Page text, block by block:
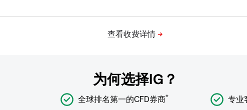
为何选择IG？
全球排名第一的CFD券商* 专业